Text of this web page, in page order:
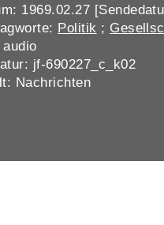
1969.02.27
Politik ;
jf-690227_c_k02
Nachrichten